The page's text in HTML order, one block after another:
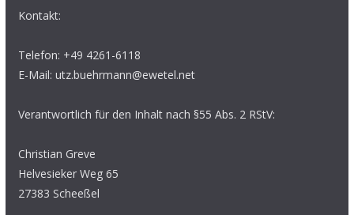
Kontakt:
Telefon: +49 4261-6118
E-Mail: utz.buehrmann@ewetel.net
Verantwortlich für den Inhalt nach §55 Abs. 2 RStV:
Christian Greve
Helvesieker Weg 65
27383 Scheeßel